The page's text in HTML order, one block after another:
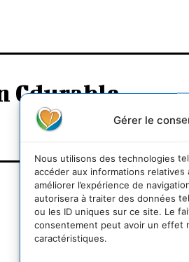
Gérer le
Nous utilisons des technologies
accéder aux informations
améliorer l’expérience de
autorisera à traiter des données
ou les ID uniques sur ce site. Le
consentement peut avoir un effet
caractéristiques.
Cdurable